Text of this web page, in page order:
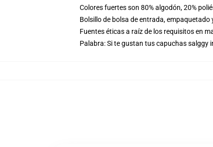
Colores fuertes son 80% algodón, 20%
Bolsillo de bolsa de entrada, empaquetado
Fuentes éticas a raíz de los requisitos en
Palabra: Si te gustan tus capuchas salggy